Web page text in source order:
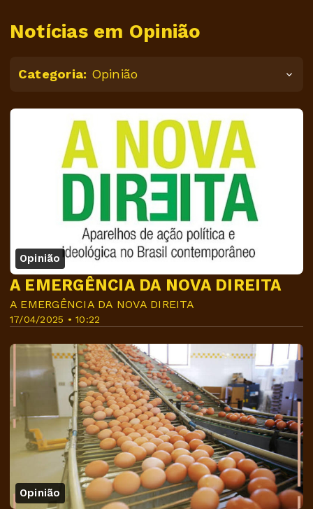
Notícias em Opinião
Categoria: Opinião
Opinião
17/04/2025 • 10:22
A EMERGÊNCIA DA NOVA DIREITA
A EMERGÊNCIA DA NOVA DIREITA
Opinião